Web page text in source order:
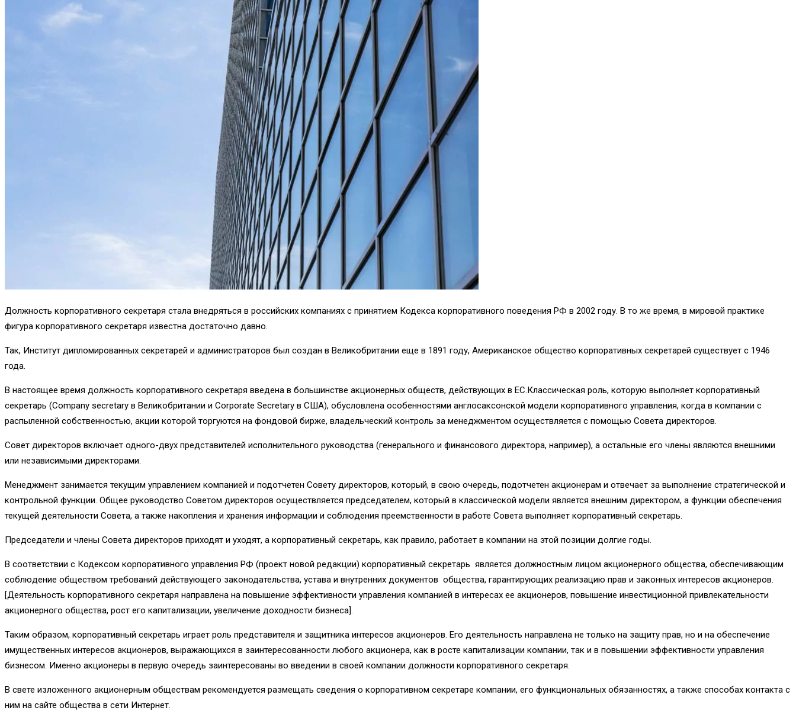
Должность корпоративного секретаря стала внедряться в российских компаниях с принятием Кодекса корпоративного поведения РФ в 2002 году. В то же время, в мировой практике
фигура корпоративного секретаря известна достаточно давно.
Так, Институт дипломированных секретарей и администраторов был создан в Великобритании еще в 1891 году, Американское общество корпоративных секретарей существует с 1946
года.
В настоящее время должность корпоративного секретаря введена в большинстве акционерных обществ, действующих в ЕС.Классическая роль, которую выполняет корпоративный
секретарь (Company secretary в Великобритании и Corporate Secretary в США), обусловлена особенностями англосаксонской модели корпоративного управления, когда в компании с
распыленной собственностью, акции которой торгуются на фондовой бирже, владельческий контроль за менеджментом осуществляется с помощью Совета директоров.
Совет директоров включает одного-двух представителей исполни­тельного руководства (генерального и финансового директора, например), а остальные его члены являются внешними
или не­зависимыми директорами.
Менеджмент занимается текущим управлением ком­панией и подотчетен Совету директоров, который, в свою оче­редь, подотчетен акционерам и отвечает за выполнение стратегической и
контрольной функции. Общее руководство Советом директоров осуществляется председателем, который в классической модели является внешним директором, а функции обеспечения
текущей деятельности Совета, а также накопления и хранения информа­ции и соблюдения преемственности в работе Совета выполняет корпоративный секретарь.
Председатели и члены Совета ди­ректоров приходят и уходят, а корпоративный секретарь, как правило, работает в компании на этой позиции долгие годы.
В соответствии с Кодексом корпоративного управления РФ (проект новой редакции) корпоративный секретарь является должностным лицом акционерного общества, обеспечивающим
соблюдение обществом требований действующего законодательства, устава и внутренних документов общества, гарантирующих реализацию прав и законных интересов акционеров.
[Деятельность корпоративного секретаря направлена на повышение эффективности управления компанией в интересах ее акционеров, повышение инвестиционной привлекательности
акционерного общества, рост его капитализации, увеличение доходности бизнеса].
Таким образом, корпоративный секретарь играет роль представителя и защитника интересов акционеров. Его деятельность направлена не только на защиту прав, но и на обеспечение
имущественных интересов акционеров, выражающихся в заинтересованности любого акционера, как в росте капитализации компании, так и в повышении эффективности управления
бизнесом. Именно акционеры в первую очередь заинтересованы во введении в своей компании должности корпоративного секретаря.
В свете изложенного акционерным обществам рекомендуется размещать сведения о корпоративном секретаре компании, его функциональных обязанностях, а также способах контакта с
ним на сайте общества в сети Интернет.